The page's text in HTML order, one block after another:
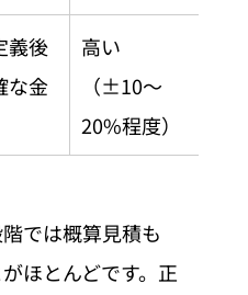
義後
な金
高い
（±10〜
20%程度）
では概算見積も
ほとんどです。正